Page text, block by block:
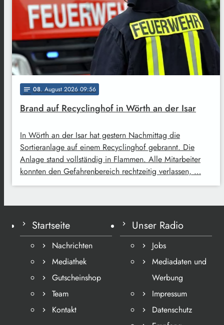
notes 08. August 2026 09:56
Brand auf Recyclinghof in Wörth an der Isar
In Wörth an der Isar hat gestern Nachmittag die
Sortieranlage auf einem Recyclinghof gebrannt. Die
Anlage stand vollständig in Flammen. Alle Mitarbeiter
konnten den Gefahrenbereich rechtzeitig verlassen, …
Startseite
Nachrichten
Mediathek
Gutscheinshop
Team
Kontakt
Unser Radio
Jobs
Mediadaten und
Werbung
Impressum
Datenschutz